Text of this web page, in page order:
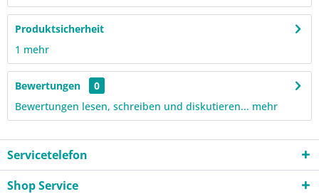
Produktsicherheit
1 mehr
Bewertungen
0
Bewertungen lesen, schreiben und diskutieren... mehr
Servicetelefon
Shop Service